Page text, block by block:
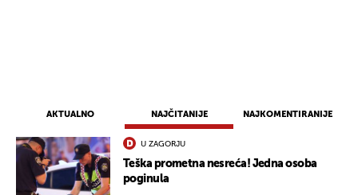
AKTUALNO NAJČITANIJE NAJKOMENTIRANIJE
U ZAGORJU
Teška prometna nesreća! Jedna osoba
poginula